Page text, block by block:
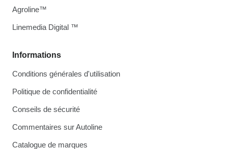
Informations
Conditions générales d'utilisation
Politique de confidentialité
Conseils de sécurité
Commentaires sur Autoline
Catalogue de marques
Agroline™
Linemedia Digital ™